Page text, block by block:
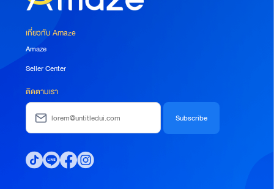
เกี่ยวกับ Amaze
Amaze
Seller Center
ติดตามเรา